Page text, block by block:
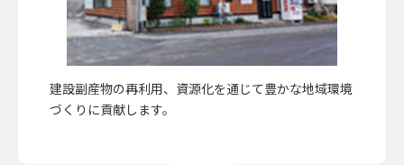
建設副産物の再利用、資源化を通じて豊かな地域環境
づくりに貢献します。